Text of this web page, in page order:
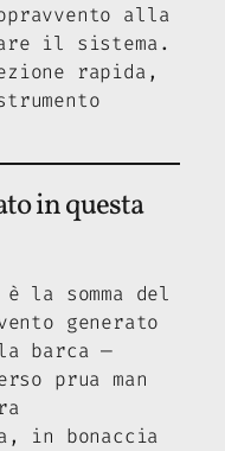
alla
il sistema.
rapida,
in questa
la somma del
generato
barca —
prua man
in bonaccia